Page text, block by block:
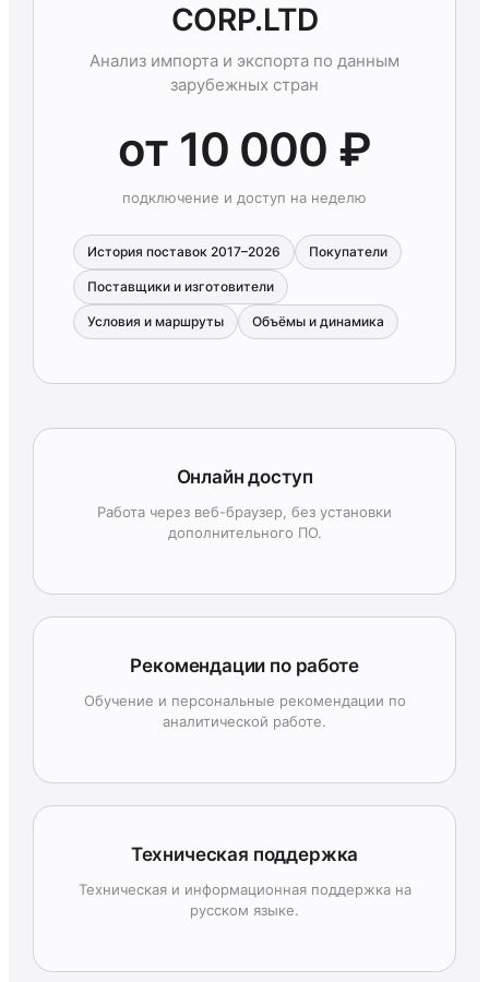
CORP.LTD
Анализ импорта и экспорта по данным
зарубежных стран
от 10 000 ₽
подключение и доступ на неделю
История поставок 2017–2026 Покупатели
Поставщики и изготовители
Условия и маршруты Объёмы и динамика
Онлайн доступ
Работа через веб-браузер, без установки
дополнительного ПО.
Рекомендации по работе
Обучение и персональные рекомендации по
аналитической работе.
Техническая поддержка
Техническая и информационная поддержка на
русском языке.